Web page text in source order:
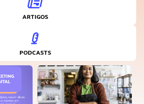
ARTIGOS
PODCASTS